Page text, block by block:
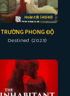
Hoàn tất (40/40)
TRƯỜNG PHONG ĐỘ
Destined (2023)